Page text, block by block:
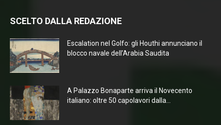
SCELTO DALLA REDAZIONE
Escalation nel Golfo: gli Houthi annunciano il
blocco navale dell’Arabia Saudita
A Palazzo Bonaparte arriva il Novecento
italiano: oltre 50 capolavori dalla...